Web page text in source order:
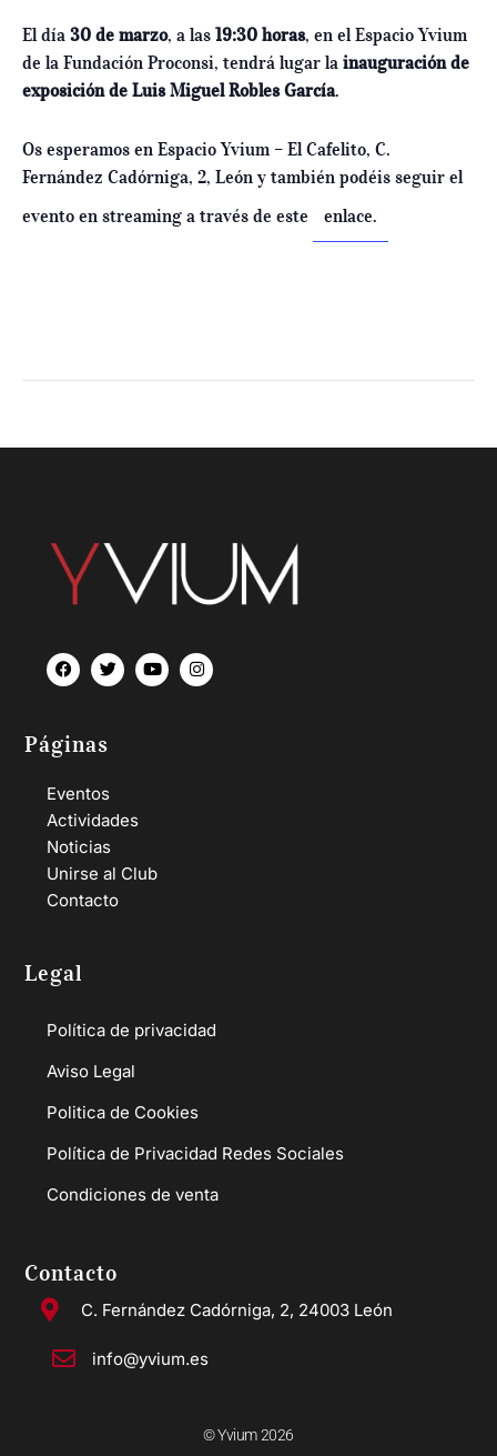
El día 30 de marzo, a las 19:30 horas, en el Espacio Yvium
de la Fundación Proconsi, tendrá lugar la inauguración de
exposición de Luis Miguel Robles García.
Os esperamos en Espacio Yvium – El Cafelito, C.
Fernández Cadórniga, 2, León y también podéis seguir el
evento en streaming a través de este
enlace.
Páginas
Eventos
Actividades
Noticias
Unirse al Club
Contacto
Legal
Política de privacidad
Aviso Legal
Politica de Cookies
Política de Privacidad Redes Sociales
Condiciones de venta
Contacto
C. Fernández Cadórniga, 2, 24003 León
info@yvium.es
© Yvium 2026